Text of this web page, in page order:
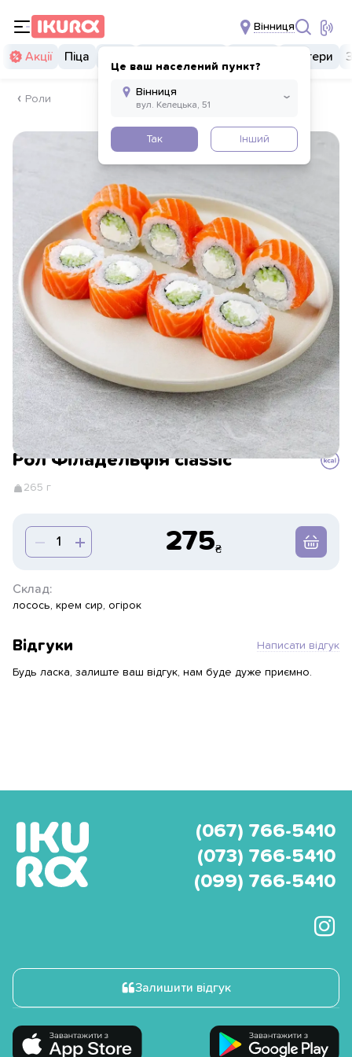
Вінниця
Це ваш населений пункт?
Так Інший
Акції Піца Бургери
Роли
Рол Філадельфія classic
265 г
275
Склад:
лосось, крем сир, огірок
Відгуки Написати відгук
Будь ласка, залиште ваш відгук, нам буде дуже приємно.
(067) 766-5410
(073) 766-5410
(099) 766-5410
Залишити відгук